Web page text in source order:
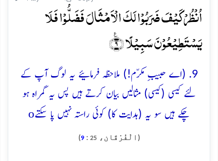
اُنۡظُرۡ کَیۡفَ ضَرَبُوۡا لَکَ الۡاَمۡثَالَ فَضَلُّوۡا فَلَا
یَسۡتَطِیۡعُوۡنَ سَبِیۡلًا ﴿٪۹﴾
9. (اے حبیبِ مکرّم!) ملاحظہ فرمائیے یہ لوگ آپ کے
لئے کیسی (کیسی) مثالیں بیان کرتے ہیں پس یہ گمراہ ہو
چکے ہیں سو یہ (ہدایت کا) کوئی راستہ نہیں پا سکتےo
(الْفُرْقَان،25
:
9
)